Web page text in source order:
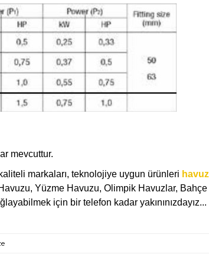
mevcuttur.
markaları, teknolojiye uygun ürünleri
Yüzme Havuzu, Olimpik Havuzlar,
için bir telefon kadar yakınınızdayız...